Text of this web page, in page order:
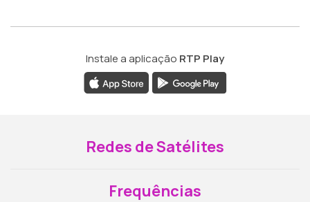
Instale a aplicação RTP Play
Redes de Satélites
Frequências